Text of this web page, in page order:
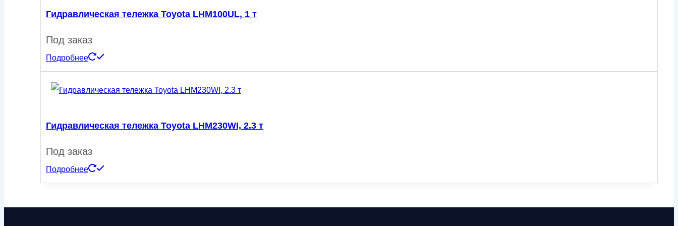
Гидравлическая тележка Toyota LHM100UL, 1 т
Под заказ
Подробнее
Гидравлическая тележка Toyota LHM230WI, 2.3 т
Под заказ
Подробнее